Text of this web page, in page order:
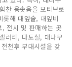
찬 용솟음을 모티브로
롯해 대잎술, 대잎비
전시 및 판매하는 곳
러리, 다도실, 대나무
천후 부대시설을 갖